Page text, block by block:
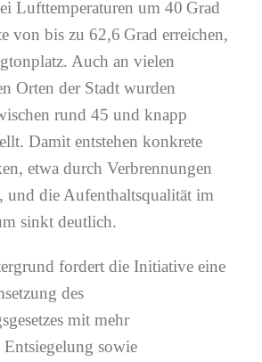
Lufttemperaturen um 40 Grad
von bis zu 62,6 Grad erreichen,
Auch an vielen
Orten der Stadt wurden
rund 45 und knapp
Damit entstehen konkrete
etwa durch Verbrennungen
und die Aufenthaltsqualität im
sinkt deutlich.
fordert die Initiative eine
des
mit mehr
Entsiegelung sowie